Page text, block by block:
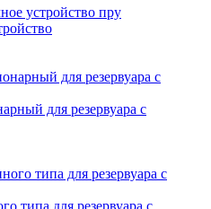
для резервуара с